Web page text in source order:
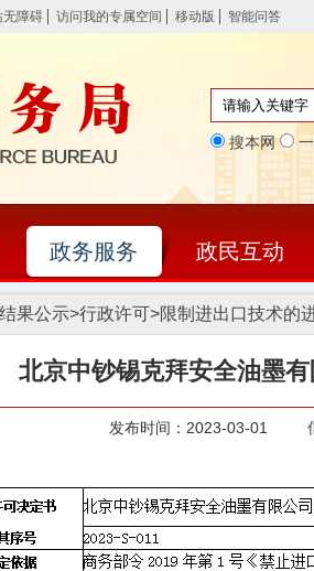
无障碍 访问我的专属空间 移动版 智能问答
搜本网
政务服务 政民互动
结果公示>行政许可>限制进出口技术的
北京中钞锡克拜安全油墨
发布时间：2023-03-01 信